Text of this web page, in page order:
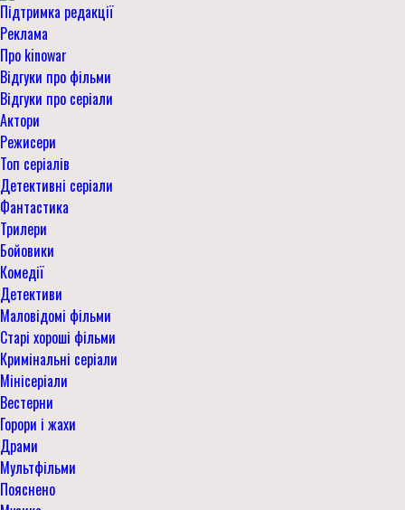
Підтримка редакції
Реклама
Про kinowar
Відгуки про фільми
Відгуки про серіали
Актори
Режисери
Топ серіалів
Детективні серіали
Фантастика
Трилери
Бойовики
Комедії
Детективи
Маловідомі фільми
Старі хороші фільми
Кримінальні серіали
Мінісеріали
Вестерни
Горори і жахи
Драми
Мультфільми
Пояснено